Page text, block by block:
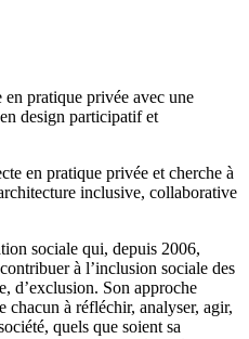
en pratique privée avec une
design participatif et
en pratique privée et cherche à
inclusive, collaborative
sociale qui, depuis 2006,
à l’inclusion sociale des
d’exclusion. Son approche
chacun à réfléchir, analyser, agir,
quels que soient sa